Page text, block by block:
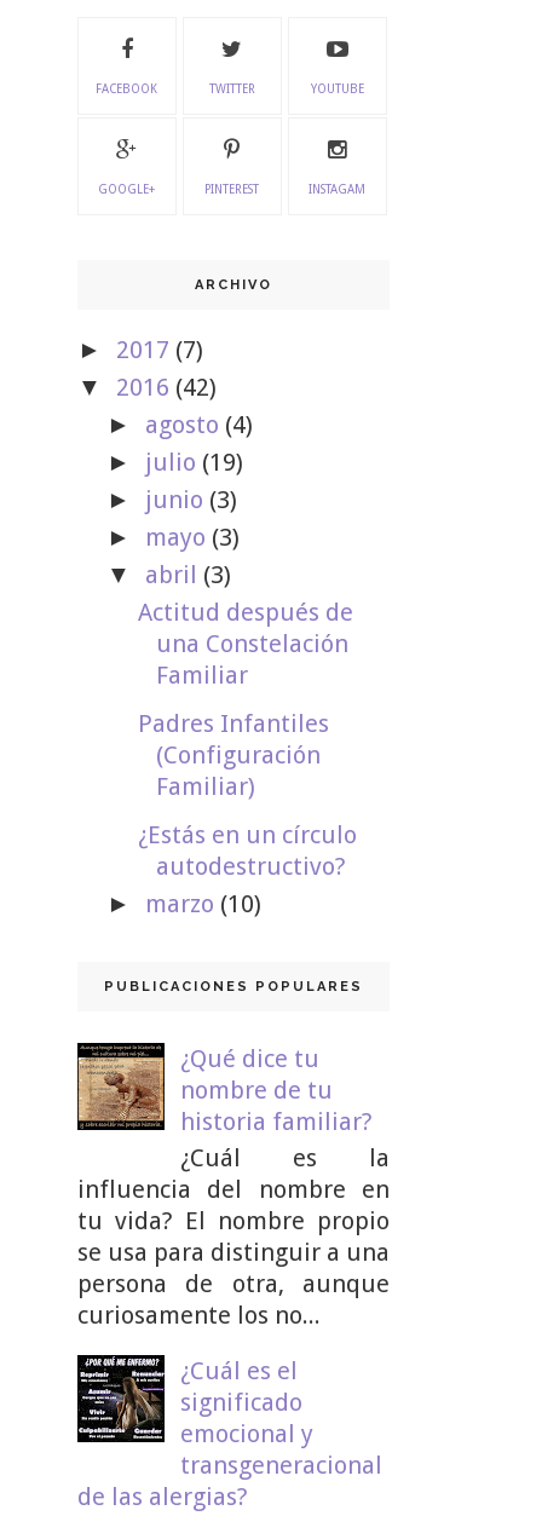
FACEBOOK TWITTER YOUTUBE
GOOGLE+ PINTEREST INSTAGAM
ARCHIVO
► 2017 (7)
▼ 2016 (42)
► agosto (4)
► julio (19)
► junio (3)
► mayo (3)
▼ abril (3)
Actitud después de
una Constelación
Familiar
Padres Infantiles
(Configuración
Familiar)
¿Estás en un círculo
autodestructivo?
► marzo (10)
PUBLICACIONES POPULARES
¿Qué dice tu
nombre de tu
historia familiar?
¿Cuál es la
influencia del nombre en
tu vida? El nombre propio
se usa para distinguir a una
persona de otra, aunque
curiosamente los no...
¿Cuál es el
significado
emocional y
transgeneracional
de las alergias?